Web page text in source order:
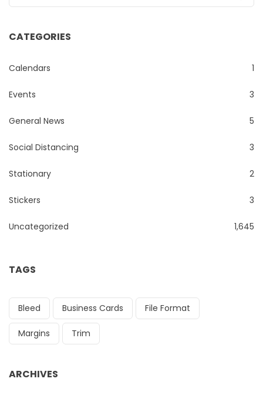
CATEGORIES
Calendars 1
Events 3
General News 5
Social Distancing 3
Stationary 2
Stickers 3
Uncategorized 1,645
TAGS
Bleed Business Cards File Format
Margins Trim
ARCHIVES